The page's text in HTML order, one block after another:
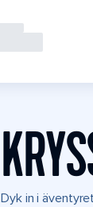
Dyk in i